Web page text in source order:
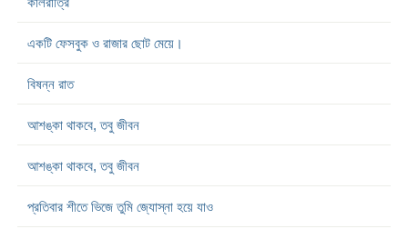
একটি ফেসবুক ও রাজার ছোট মেয়ে।
বিষন্ন রাত
আশঙ্কা থাকবে, তবু জীবন
আশঙ্কা থাকবে, তবু জীবন
প্রতিবার শীতে ভিজে তুমি জ্যোস্না হয়ে যাও